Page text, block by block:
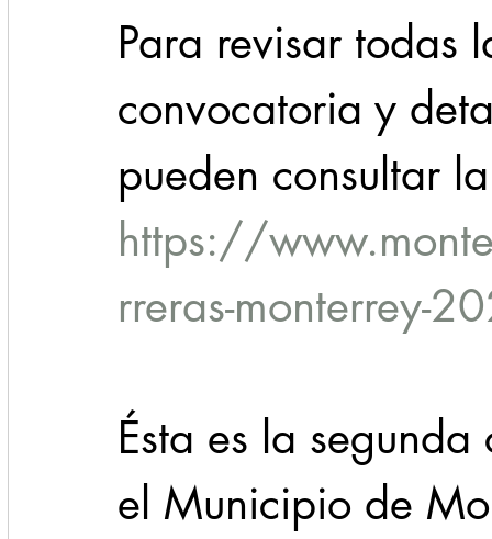
Para revisar todas
convocatoria y
pueden consultar
https://
rreras-monterrey-
Ésta es la
el Municipio de